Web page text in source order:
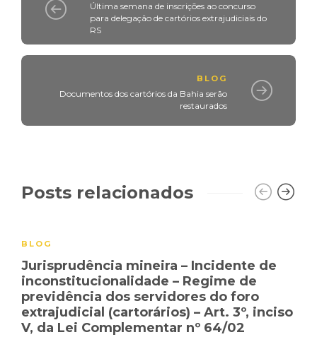
Última semana de inscrições ao concurso
para delegação de cartórios extrajudiciais do
RS
BLOG
Documentos dos cartórios da Bahia serão
restaurados
Posts relacionados
BLOG
Jurisprudência mineira – Incidente de
inconstitucionalidade – Regime de
previdência dos servidores do foro
extrajudicial (cartorários) – Art. 3º, inciso
V, da Lei Complementar nº 64/02